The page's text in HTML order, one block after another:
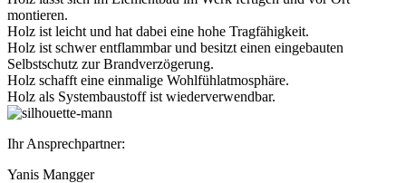
montieren.
Holz ist leicht und hat dabei eine hohe Tragfähigkeit.
Holz ist schwer entflammbar und besitzt einen eingebauten
Selbstschutz zur Brandverzögerung.
Holz schafft eine einmalige Wohlfühlatmosphäre.
Holz als Systembaustoff ist wiederverwendbar.
Ihr Ansprechpartner:
Yanis Mangger